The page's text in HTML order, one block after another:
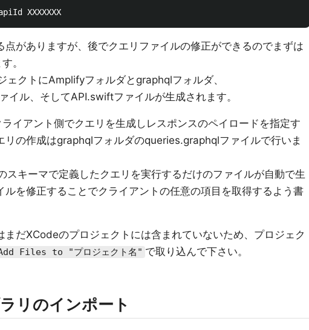
点がありますが、後でクエリファイルの修正ができるのでまずは
。
ェクトにAmplifyフォルダとgraphqlフォルダ、
ル、そしてAPI.swiftファイルが生成されます。
イアント側でクエリを生成しレスポンスのペイロードを指定す
リの作成はgraphqlフォルダのqueries.graphqlファイルで行いま
スキーマで定義したクエリを実行するだけのファイルが自動で生
ルを修正することでクライアントの任意の項目を取得するよう書
まだXCodeのプロジェクトには含まれていないため、プロジェク
Files to "プロジェクト名" で取り込んで下さい。
リのインポート